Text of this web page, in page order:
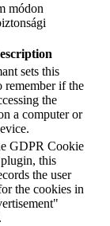
módon
sets this
remember if the
the
a computer or
GDPR Cookie
this
the user
the cookies in